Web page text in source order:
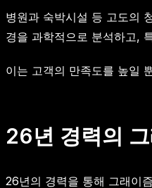
병원과 숙박시설 등 고도의
경을 과학적으로 분석하고,
이는 고객의 만족도를 높일
26년 경력의
26년의 경력을 통해 그래이